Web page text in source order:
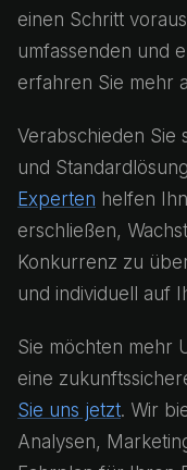
einen Schritt
umfassenden und
erfahren Sie mehr
Verabschieden Sie
und
Experten helfen
erschließen,
Konkurrenz zu
und individuell auf
Sie möchten mehr
eine
Sie uns jetzt. Wir
Analysen,